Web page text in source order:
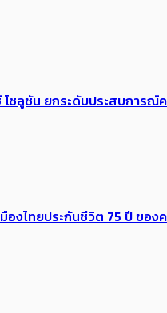
ซลูชัน ยกระดับประสบการ
มืองไทยประกันชีวิต 75 ปี